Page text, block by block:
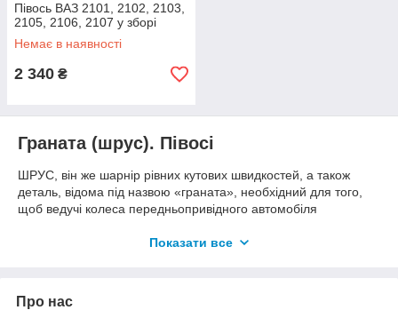
Півось ВАЗ 2101, 2102, 2103,
2105, 2106, 2107 у зборі
Немає в наявності
2 340 ₴
Граната (шрус). Півосі
ШРУС, він же шарнір рівних кутових швидкостей, а також
деталь, відома під назвою «граната», необхідний для того,
щоб ведучі колеса передньопривідного автомобіля
Ігнорувати поломки цієї деталі практично неможливо, тому
Граната внутренняя:
Показати все
Про нас